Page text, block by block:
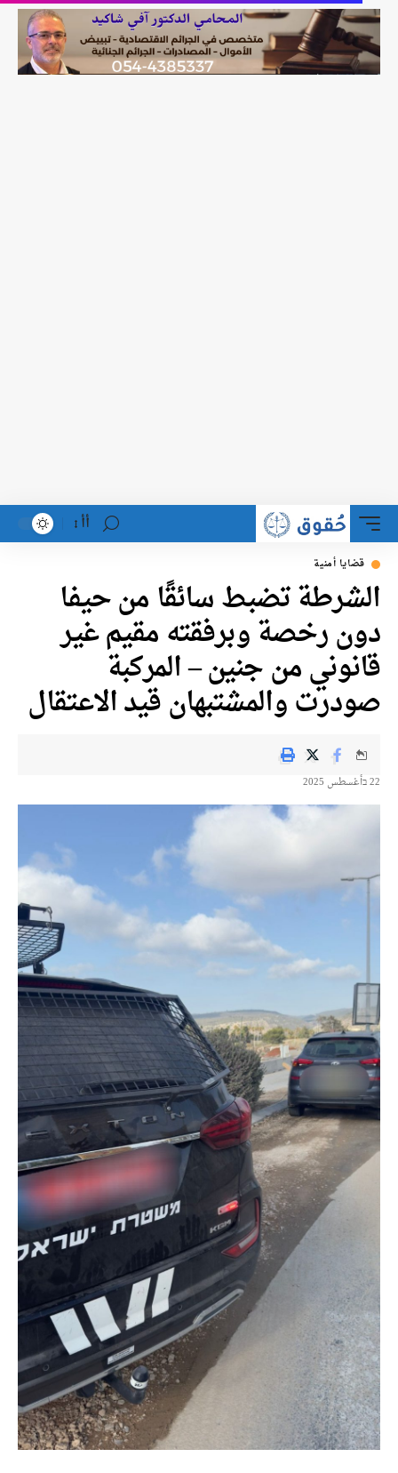
أأ
أمنية
تضبط سائقًا من حيفا
رخصة وبرفقته مقيم غير
من جنين – المركبة
والمشتبهان قيد الاعتقال